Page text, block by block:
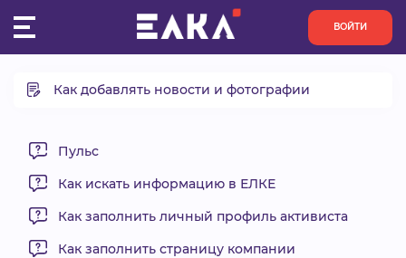
ВОЙТИ
ПУЛЬС
КОНКУРСЫ
ОРГАНИЗАЦИИ
АКТИВИСТЫ
Как добавлять новости и фотографии
Подписки на новости
Ответственность пользователя
Пульс
Как искать информацию в ЕЛКЕ
Как заполнить личный профиль активиста
Как заполнить страницу компании